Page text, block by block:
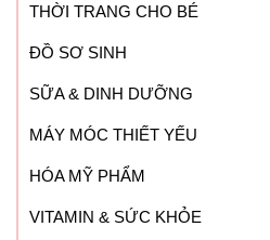
THỜI TRANG CHO BÉ
ĐỒ SƠ SINH
SỮA & DINH DƯỠNG
MÁY MÓC THIẾT YẾU
HÓA MỸ PHẨM
VITAMIN & SỨC KHỎE